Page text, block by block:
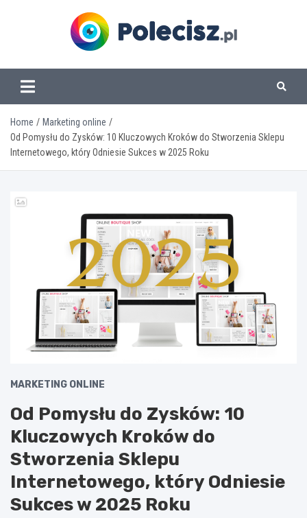
www.polecisz.pl
Home
Marketing online
Od Pomysłu do Zysków: 10 Kluczowych Kroków do Stworzenia Sklepu
Internetowego, który Odniesie Sukces w 2025 Roku
MARKETING ONLINE
Od Pomysłu do Zysków: 10
Kluczowych Kroków do
Stworzenia Sklepu
Internetowego, który Odniesie
Sukces w 2025 Roku